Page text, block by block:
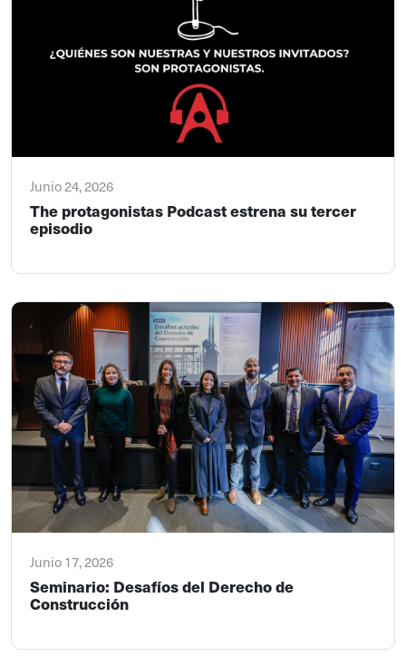
Junio 24, 2026
The protagonistas Podcast estrena su tercer
episodio
Junio 17, 2026
Seminario: Desafíos del Derecho de
Construcción